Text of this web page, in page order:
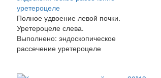
Полное удвоение левой почки.
Уретероцеле слева.
Выполнено: эндоскопическое
рассечение уретероцеле​